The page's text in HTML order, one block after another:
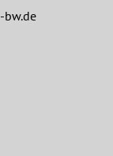
bw.de